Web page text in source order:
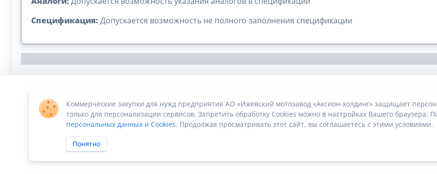
Спецификация: Допускается возможность не полного заполнения спецификации
Сумма лота: 3 380 400,00 ₽
Коммерческие закупки для нужд предприятия АО «Ижевский мотозавод «Аксион-холдинг» защищает
только для персонализации сервисов. Запретить обработку Cookies можно в настройках Вашего браузера.
персональных данных и Cookies. Продолжая просматривать этот сайт, вы соглашаетесь с этими условиями.
Понятно